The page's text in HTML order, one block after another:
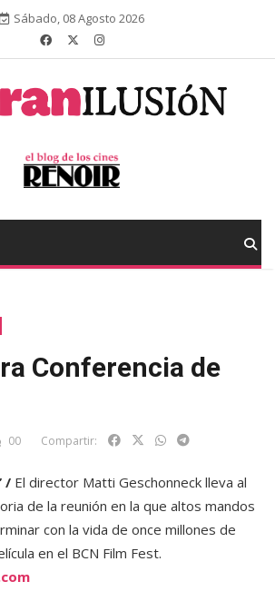
Sábado, 08 Agosto 2026
Conferencia de
00 Compartir:
/ El director Matti Geschonneck lleva al
de la reunión en la que altos mandos
con la vida de once millones de
en el BCN Film Fest.